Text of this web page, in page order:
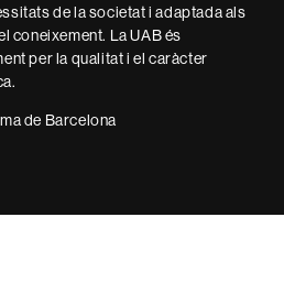
de la societat i adaptada als
coneixement. La UAB és
per la qualitat i el caràcter
de Barcelona